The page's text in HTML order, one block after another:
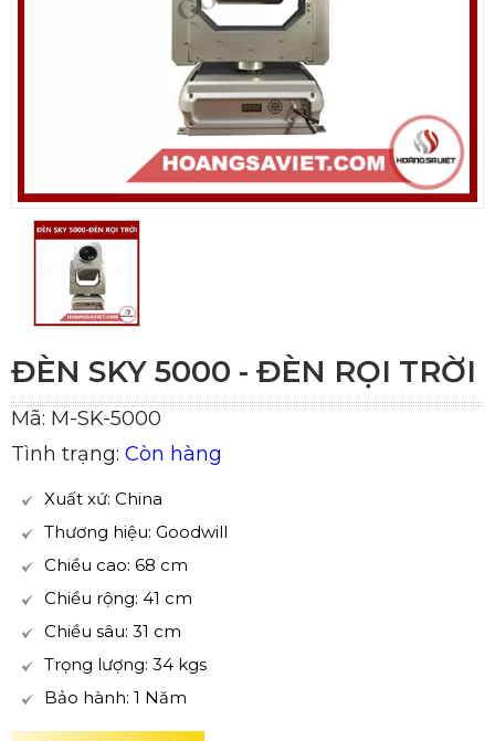
ĐÈN SKY 5000 - ĐÈN RỌI TRỜI
Mã: M-SK-5000
Tình trạng: Còn hàng
Xuất xứ: China
Thương hiệu: Goodwill
Chiều cao: 68 cm
Chiều rộng: 41 cm
Chiều sâu: 31 cm
Trọng lượng: 34 kgs
Bảo hành: 1 Năm